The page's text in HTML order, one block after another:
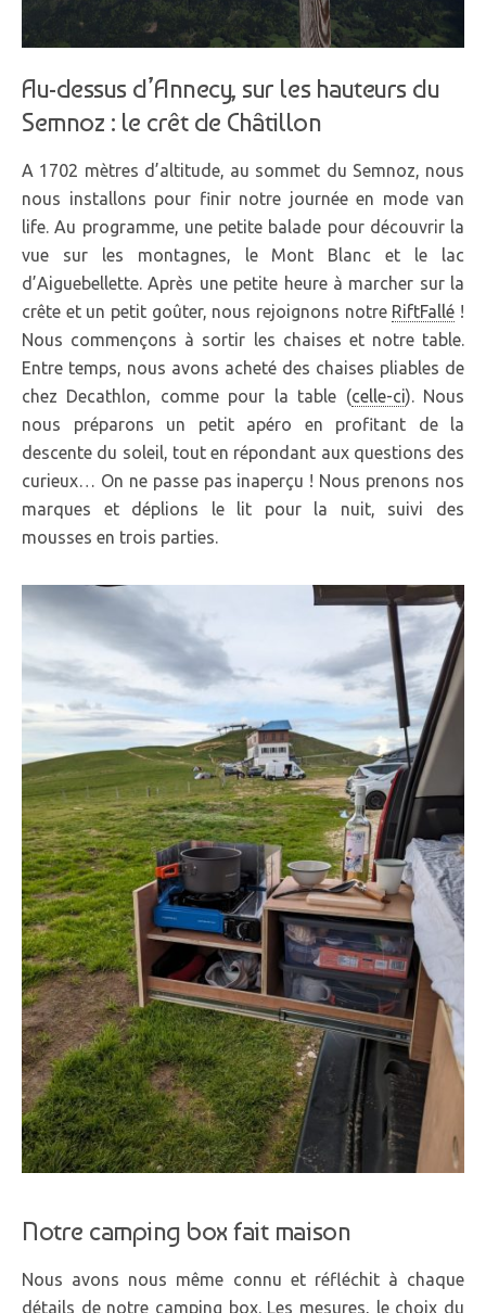
Au-dessus d’Annecy, sur les hauteurs du
Semnoz : le crêt de Châtillon
A 1702 mètres d’altitude, au sommet du Semnoz, nous
nous installons pour finir notre journée en mode van
life. Au programme, une petite balade pour découvrir la
vue sur les montagnes, le Mont Blanc et le lac
d’Aiguebellette. Après une petite heure à marcher sur la
crête et un petit goûter, nous rejoignons notre RiftFallé !
Nous commençons à sortir les chaises et notre table.
Entre temps, nous avons acheté des chaises pliables de
chez Decathlon, comme pour la table (celle-ci). Nous
nous préparons un petit apéro en profitant de la
descente du soleil, tout en répondant aux questions des
curieux… On ne passe pas inaperçu ! Nous prenons nos
marques et déplions le lit pour la nuit, suivi des
mousses en trois parties.
Notre camping box fait maison
Nous avons nous même connu et réfléchit à chaque
détails de notre camping box. Les mesures, le choix du